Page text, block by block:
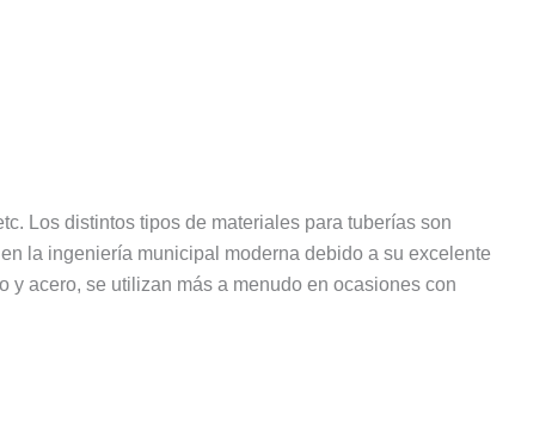
Los distintos tipos de materiales para tuberías son
la ingeniería municipal moderna debido a su excelente
acero, se utilizan más a menudo en ocasiones con